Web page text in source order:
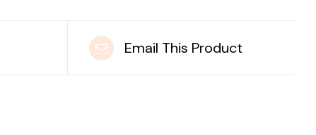
Email This Product